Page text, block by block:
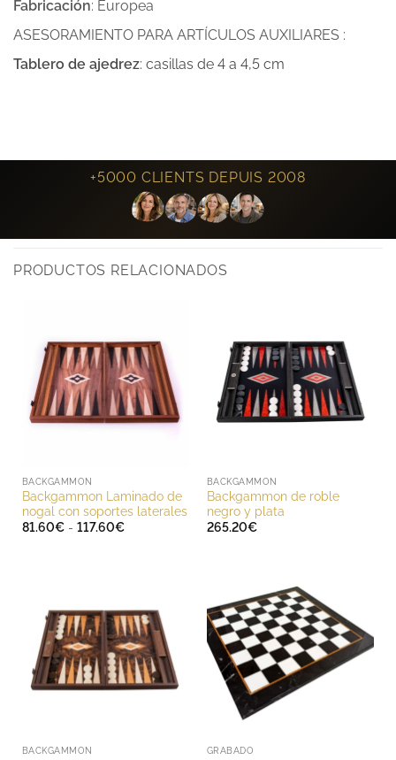
Fabricación: Europea
ASESORAMIENTO PARA ARTÍCULOS AUXILIARES :
Tablero de ajedrez: casillas de 4 a 4,5 cm
+5000 CLIENTS DEPUIS 2008
PRODUCTOS RELACIONADOS
BACKGAMMON
Backgammon Laminado de
nogal con soportes laterales
81.60€ - 117.60€Rango
BACKGAMMON
Backgammon de roble
negro y plata
265.20€
BACKGAMMON GRABADO